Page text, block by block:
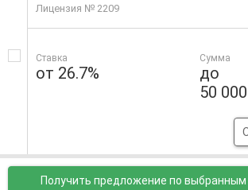
Лицензия № 2209
Ставка
от 26.7%
Сумма
до
50
Получить предложение по